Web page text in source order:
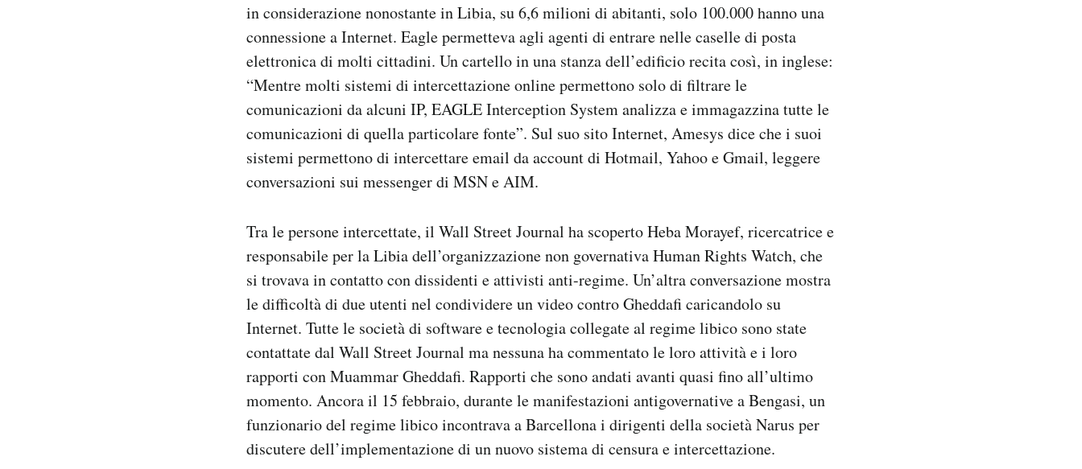
in considerazione nonostante in Libia, su 6,6 milioni di abitanti, solo 100.000 hanno una
connessione a Internet. Eagle permetteva agli agenti di entrare nelle caselle di posta
elettronica di molti cittadini. Un cartello in una stanza dell’edificio recita così, in inglese:
“Mentre molti sistemi di intercettazione online permettono solo di filtrare le
comunicazioni da alcuni IP, EAGLE Interception System analizza e immagazzina tutte le
comunicazioni di quella particolare fonte”. Sul suo sito Internet, Amesys dice che i suoi
sistemi permettono di intercettare email da account di Hotmail, Yahoo e Gmail, leggere
conversazioni sui messenger di MSN e AIM.
Tra le persone intercettate, il Wall Street Journal ha scoperto Heba Morayef, ricercatrice e
responsabile per la Libia dell’organizzazione non governativa Human Rights Watch, che
si trovava in contatto con dissidenti e attivisti anti-regime. Un’altra conversazione mostra
le difficoltà di due utenti nel condividere un video contro Gheddafi caricandolo su
Internet. Tutte le società di software e tecnologia collegate al regime libico sono state
contattate dal Wall Street Journal ma nessuna ha commentato le loro attività e i loro
rapporti con Muammar Gheddafi. Rapporti che sono andati avanti quasi fino all’ultimo
momento. Ancora il 15 febbraio, durante le manifestazioni antigovernative a Bengasi, un
funzionario del regime libico incontrava a Barcellona i dirigenti della società Narus per
discutere dell’implementazione di un nuovo sistema di censura e intercettazione.